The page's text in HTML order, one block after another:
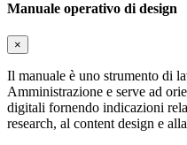
Manuale operativo di design
×
Il manuale è uno strumento di
Amministrazione e serve ad
digitali fornendo indicazioni
research, al content design e